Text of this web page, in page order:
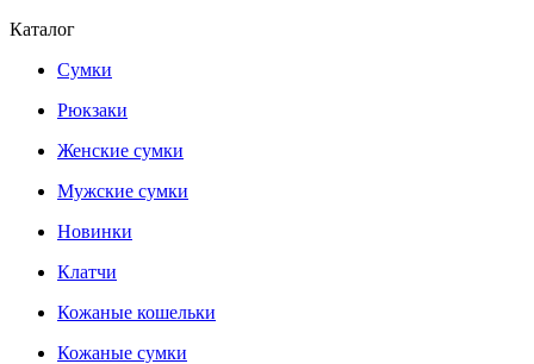
Каталог
Сумки
Рюкзаки
Женские сумки
Мужские сумки
Новинки
Клатчи
Кожаные кошельки
Кожаные сумки